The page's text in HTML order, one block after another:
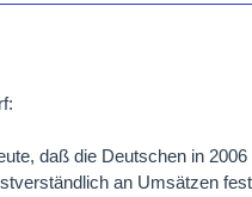
daß die Deutschen in
an Umsätzen